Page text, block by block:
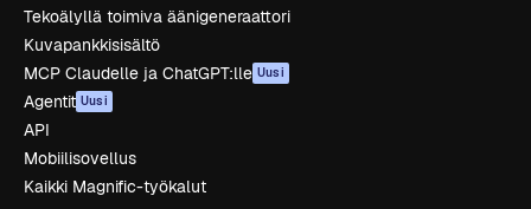
Tekoälyllä toimiva äänigeneraattori
Kuvapankkisisältö
MCP Claudelle ja ChatGPT:lle Uusi
Agentit Uusi
API
Mobiilisovellus
Kaikki Magnific-työkalut